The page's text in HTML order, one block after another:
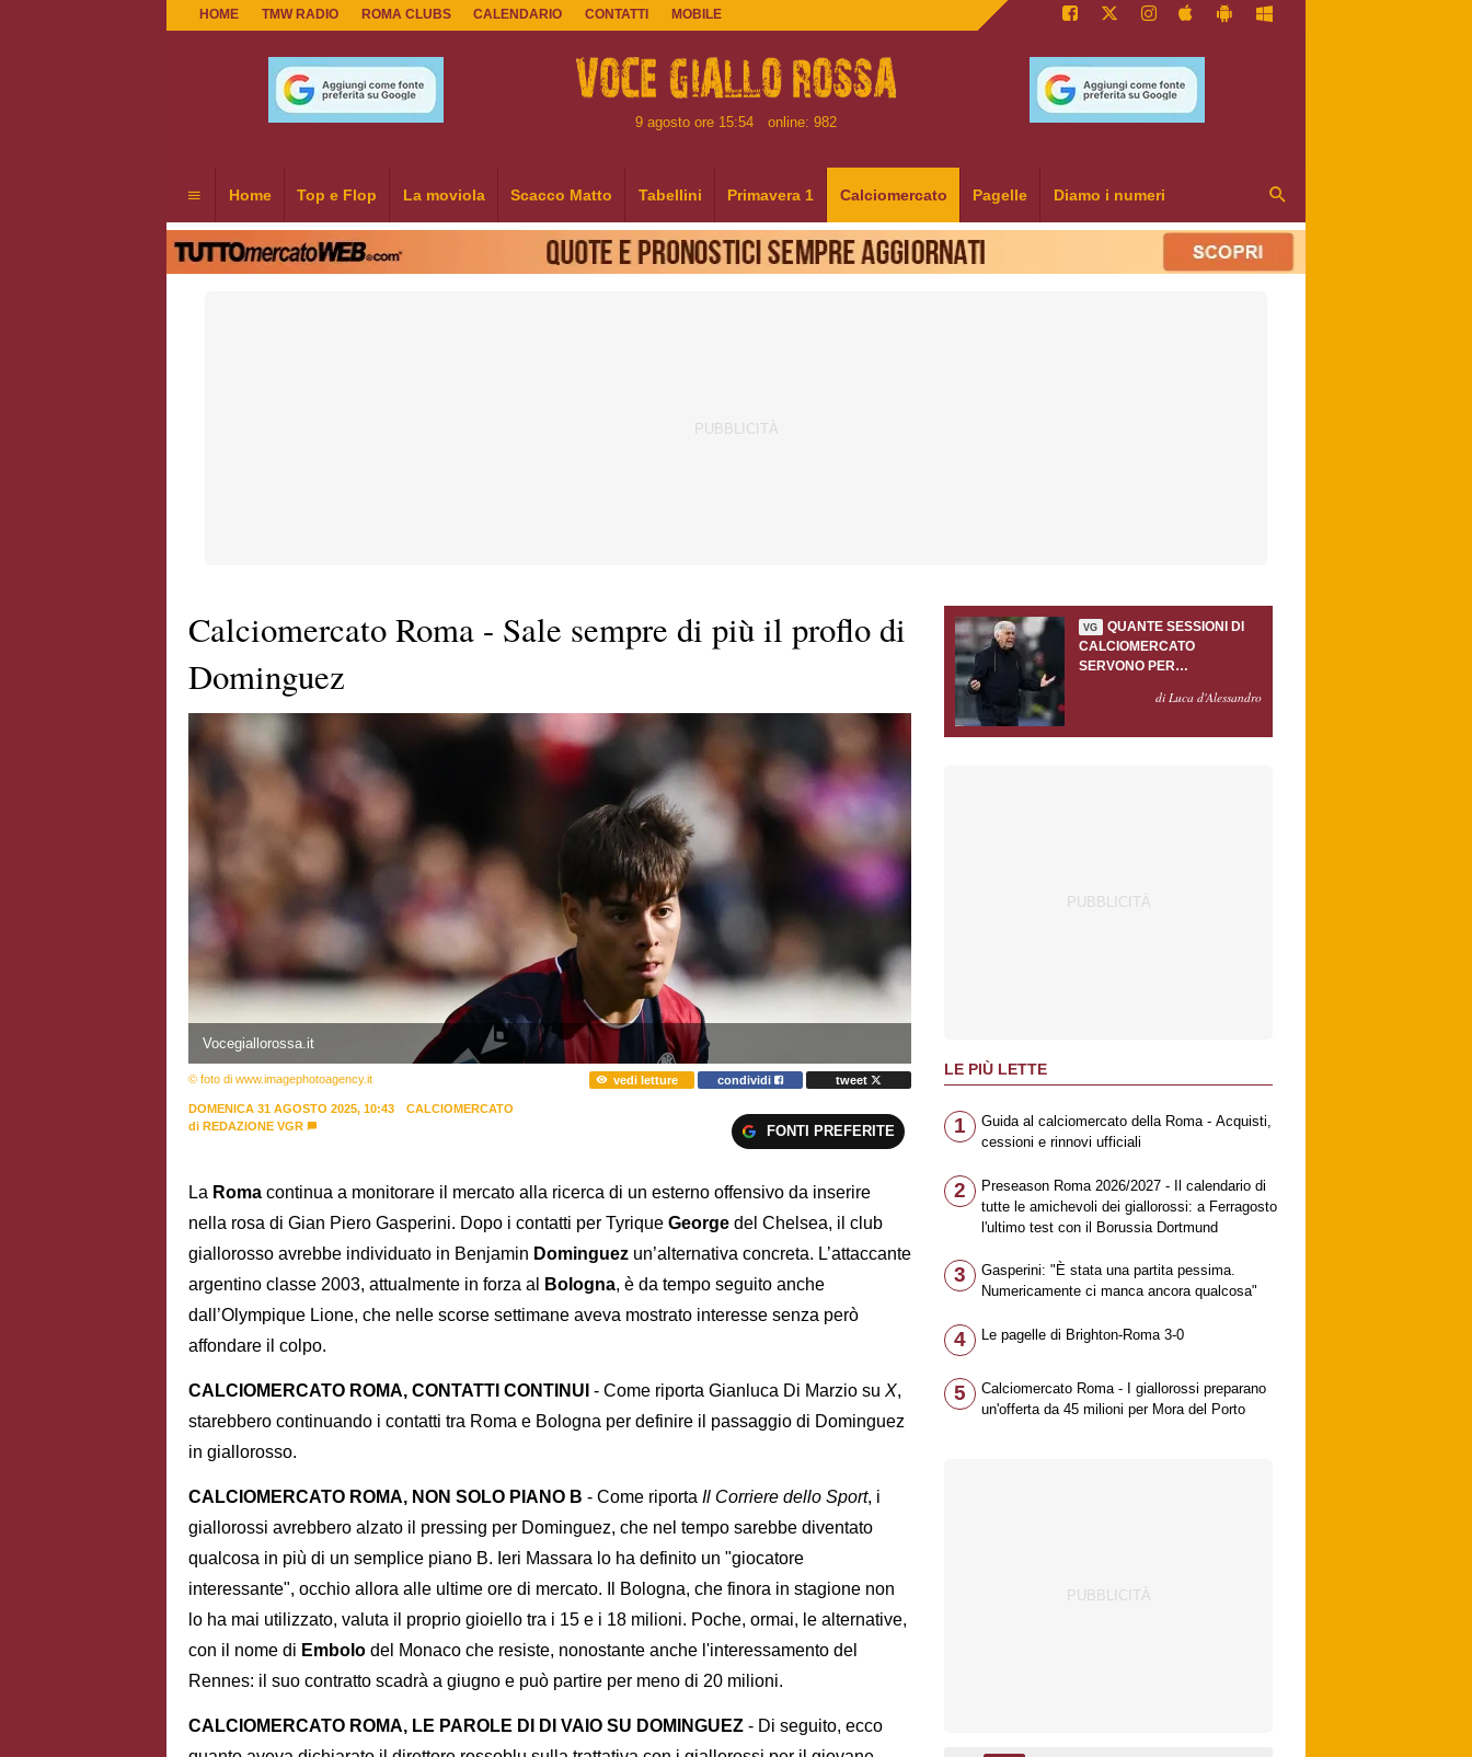
HOME TMW RADIO ROMA CLUBS CALENDARIO CONTATTI MOBILE
9 agosto ore 15:54 online: 982
Home Top e Flop La moviola Scacco Matto Tabellini Primavera 1 Calciomercato Pagelle Diamo i numeri
Calciomercato Roma - Sale sempre di più il proflo di
Dominguez
Vocegiallorossa.it
© foto di www.imagephotoagency.it vedi letture condividi tweet
DOMENICA 31 AGOSTO 2025, 10:43
CALCIOMERCATO
di REDAZIONE VGR FONTI PREFERITE
La Roma continua a monitorare il mercato alla ricerca di un esterno offensivo da inserire
nella rosa di Gian Piero Gasperini. Dopo i contatti per Tyrique George del Chelsea, il club
giallorosso avrebbe individuato in Benjamin Dominguez un’alternativa concreta. L’attaccante
argentino classe 2003, attualmente in forza al
Bologna, è da tempo seguito anche
dall’Olympique Lione, che nelle scorse settimane aveva mostrato interesse senza però
affondare il colpo.
CALCIOMERCATO ROMA, CONTATTI CONTINUI - Come riporta Gianluca Di Marzio su X,
starebbero continuando i contatti tra Roma e Bologna per definire il passaggio di Dominguez
in giallorosso.
CALCIOMERCATO ROMA, NON SOLO PIANO B - Come riporta Il Corriere dello Sport, i
giallorossi avrebbero alzato il pressing per Dominguez, che nel tempo sarebbe diventato
qualcosa in più di un semplice piano B. Ieri Massara lo ha definito un "giocatore
interessante", occhio allora alle ultime ore di mercato. Il Bologna, che finora in stagione non
lo ha mai utilizzato, valuta il proprio gioiello tra i 15 e i 18 milioni. Poche, ormai, le alternative,
con il nome di Embolo del Monaco che resiste, nonostante anche l'interessamento del
Rennes: il suo contratto scadrà a giugno e può partire per meno di 20 milioni.
CALCIOMERCATO ROMA, LE PAROLE DI DI VAIO SU DOMINGUEZ - Di seguito, ecco
VG
QUANTE SESSIONI DI
CALCIOMERCATO
SERVONO PER
GASPERINI?di Luca d'Alessandro
LE PIÙ LETTE
1
Guida al calciomercato della Roma - Acquisti,
cessioni e rinnovi ufficiali
2
Preseason Roma 2026/2027 - Il calendario di
tutte le amichevoli dei giallorossi: a Ferragosto
l'ultimo test con il Borussia Dortmund
3
Gasperini: "È stata una partita pessima.
Numericamente ci manca ancora qualcosa"
4 Le pagelle di Brighton-Roma 3-0
5
Calciomercato Roma - I giallorossi preparano
un'offerta da 45 milioni per Mora del Porto